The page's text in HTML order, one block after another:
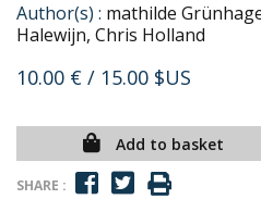
Author(s) : mathilde
Halewijn, Chris Holland
10.00 € / 15.00 $US
Add to basket
SHARE :